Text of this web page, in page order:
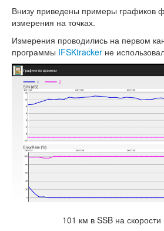
Внизу приведены примеры графиков
измерения на точках.
Измерения проводились на первом
программы IFSKtracker не
101 км в SSB на